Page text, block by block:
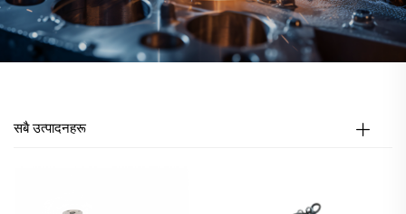
सबै उत्पादनहरू